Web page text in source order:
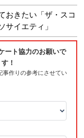
おきたい「ザ・スコ
サイエティ」